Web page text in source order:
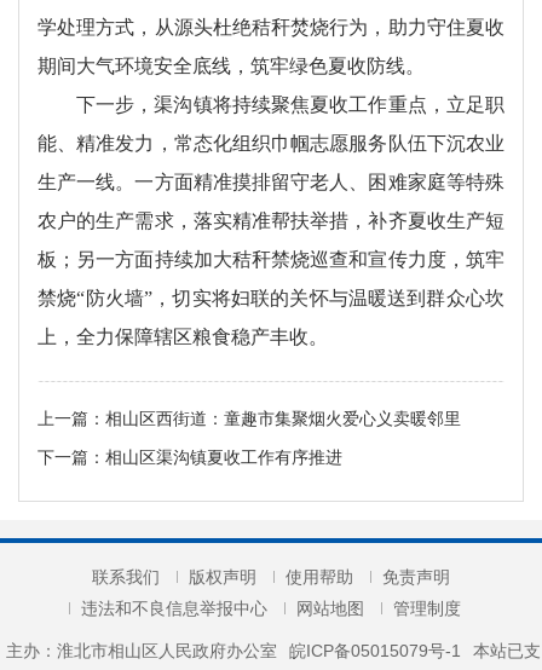
学处理方式，从源头杜绝秸秆焚烧行为，助力守住夏收
期间大气环境安全底线，筑牢绿色夏收防线。
下一步，渠沟镇将持续聚焦夏收工作重点，立足职
能、精准发力，常态化组织巾帼志愿服务队伍下沉农业
生产一线。一方面精准摸排留守老人、困难家庭等特殊
农户的生产需求，落实精准帮扶举措，补齐夏收生产短
板；另一方面持续加大秸秆禁烧巡查和宣传力度，筑牢
禁烧“防火墙”，切实将妇联的关怀与温暖送到群众心坎
上，全力保障辖区粮食稳产丰收。
上一篇： 相山区西街道：童趣市集聚烟火爱心义卖暖邻里
下一篇： 相山区渠沟镇夏收工作有序推进
联系我们 版权声明 使用帮助
免责声明
违法和不良信息举报中心
网站地图 管理制度
主办：淮北市相山区人民政府办公室 皖ICP备05015079号-1 本站已支